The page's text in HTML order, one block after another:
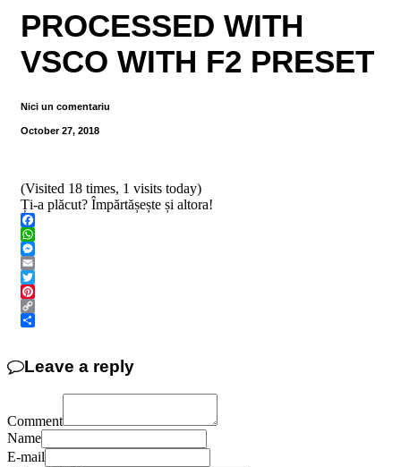
PROCESSED WITH
VSCO WITH F2 PRESET
Nici un comentariu
October 27, 2018
(Visited 18 times, 1 visits today)
Ți-a plăcut? Împărtășește și altora!
Facebook
WhatsApp
Messenger
Email
Twitter
Pinterest
Copy
Leave a reply
Comment
Name
E-mail